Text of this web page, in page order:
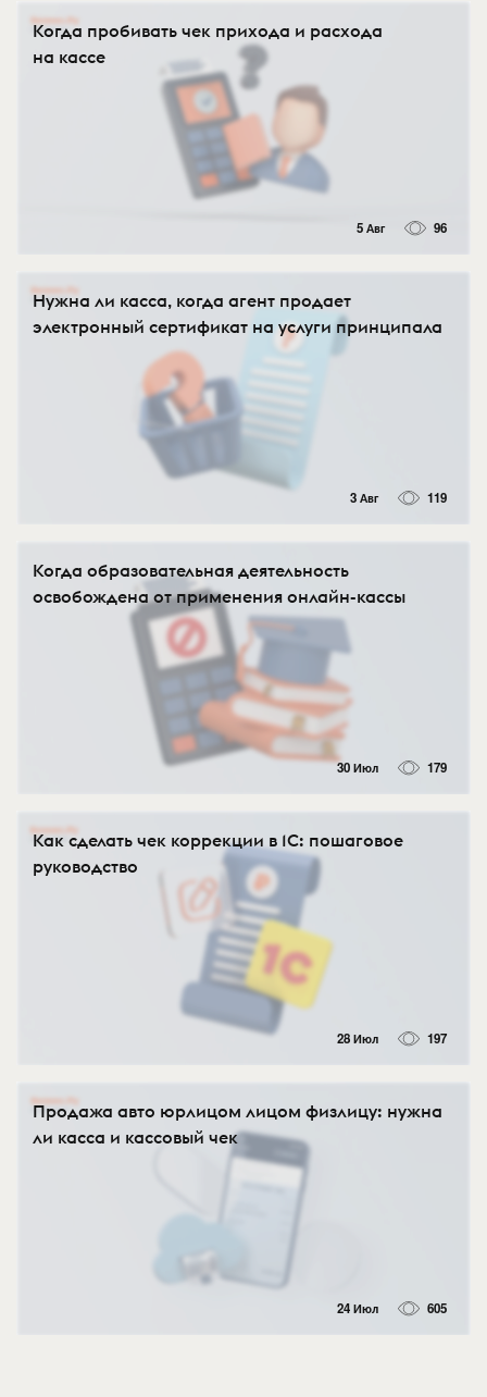
Когда пробивать чек прихода и расхода
на кассе
5 Авг 96
Нужна ли касса, когда агент продает
электронный сертификат на услуги принципала
3 Авг 119
Когда образовательная деятельность
освобождена от применения онлайн-кассы
30 Июл 179
Как сделать чек коррекции в 1С: пошаговое
руководство
28 Июл 197
Продажа авто юрлицом лицом физлицу: нужна
ли касса и кассовый чек
24 Июл 605